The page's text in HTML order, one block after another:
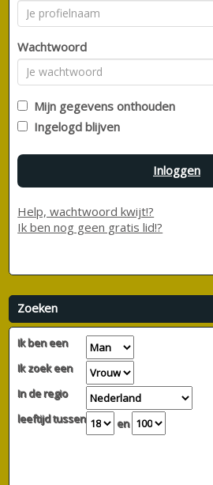
Wachtwoord
Mijn gegevens onthouden
Ingelogd blijven
Inloggen
Help, wachtwoord kwijt!?
Ik ben nog geen gratis lid!?
Zoeken
Ik ben een
Ik zoek een
In de regio
leeftijd tussen
en